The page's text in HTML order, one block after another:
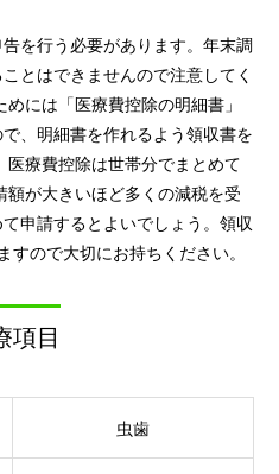
を行う必要があります。年末調
とはできませんので注意してく
には「医療費控除の明細書」
、明細書を作れるよう領収書を
療費控除は世帯分でまとめて
が大きいほど多くの減税を受
申請するとよいでしょう。領収
ので大切にお持ちください。
項目
虫歯